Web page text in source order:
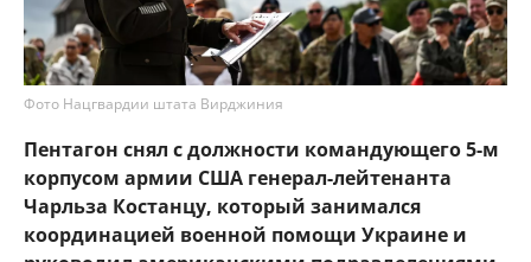
Фото Нацгвардии штата Вирджиния
Пентагон снял с должности командующего 5-м
корпусом армии США генерал-лейтенанта
Чарльза Костанцу, который занимался
координацией военной помощи Украине и